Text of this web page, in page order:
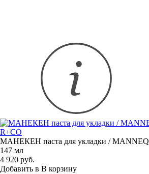
R+CO
МАНЕКЕН паста для укладки /
147 мл
4 920 руб.
Добавить в В корзину